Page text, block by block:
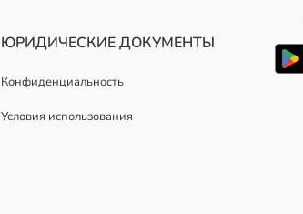
ЮРИДИЧЕСКИЕ ДОКУМЕНТЫ
Конфиденциальность
Условия использования